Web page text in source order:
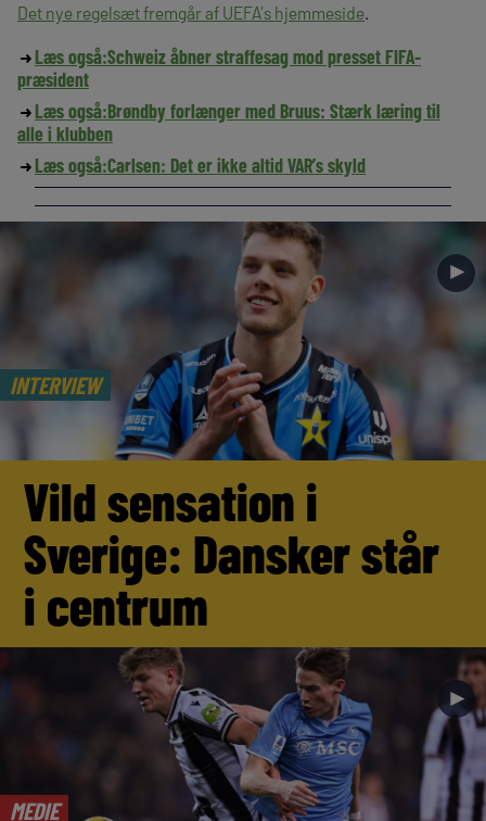
Det nye regelsæt fremgår af UEFA’s hjemmeside.
Læs også:Schweiz åbner straffesag mod presset FIFA-
præsident
Læs også:Brøndby forlænger med Bruus: Stærk læring til
alle i klubben
Læs også:Carlsen: Det er ikke altid VAR’s skyld
INTERVIEW
►
Vild sensation i
Sverige: Dansker står
i centrum
MEDIE
►